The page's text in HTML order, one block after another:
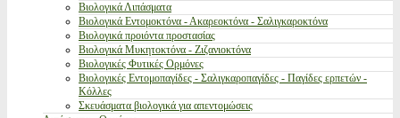
Βιολογικά Λιπάσματα
Βιολογικά Εντομοκτόνα - Ακαρεοκτόνα - Σαλιγκαροκτόνα
Βιολογικά προιόντα προστασίας
Βιολογικά Μυκητοκτόνα - Ζιζανιοκτόνα
Βιολογικές Φυτικές Ορμόνες
Βιολογικές Εντομοπαγίδες - Σαλιγκαροπαγίδες - Παγίδες ερπετών -
Κόλλες
Σκευάσματα βιολογικά για απεντομώσεις